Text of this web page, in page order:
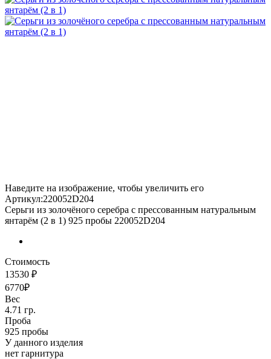
Наведите на изображение, чтобы увеличить его
Артикул:220052D204
Серьги из золочёного серебра с прессованным натуральным
янтарём (2 в 1) 925 пробы 220052D204
Стоимость
13530 ₽
6770₽
Вес
4.71 гр.
Проба
925 пробы
У данного изделия
нет гарнитура